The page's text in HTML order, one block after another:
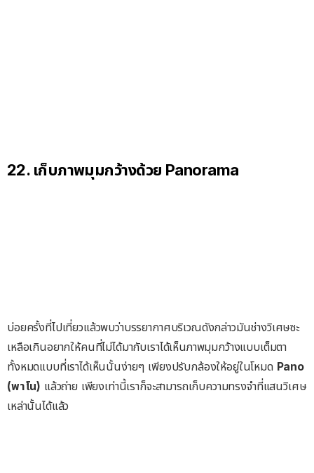
22. เก็บภาพมุมกว้างด้วย Panorama
บ่อยครั้งที่ไปเที่ยวแล้วพบว่าบรรยากาศบริเวณดังกล่าวมันช่างวิเศษซะ
เหลือเกินอยากให้คนที่ไม่ได้มากับเราได้เห็นภาพมุมกว้างแบบเต็มตา
ทั้งหมดแบบที่เราได้เห็นนั้นง่ายๆ เพียงปรับกล้องให้อยู่ในโหมด Pano
(พาโน) แล้วถ่าย เพียงเท่านี้เราก็จะสามารถเก็บความทรงจำที่แสนวิเศษ
เหล่านั้นได้แล้ว